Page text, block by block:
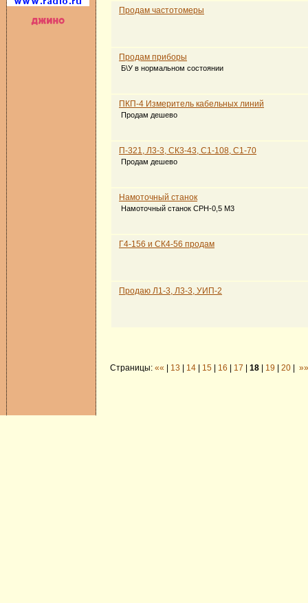
Продам частотомеры
Продам приборы
Б\У в нормальном состоянии
ПКП-4 Измеритель кабельных линий
Продам дешево
П-321, Л3-3, СК3-43, С1-108, С1-70
Продам дешево
Намоточный станок
Намоточный станок СРН-0,5 М3
Г4-156 и СК4-56 продам
Продаю Л1-3, Л3-3, УИП-2
Страницы: «« 13 14 15 16 17 18 19 20 »»